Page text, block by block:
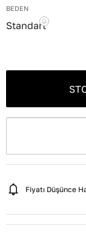
BEDEN
Standart
Fiyatı Düşünce